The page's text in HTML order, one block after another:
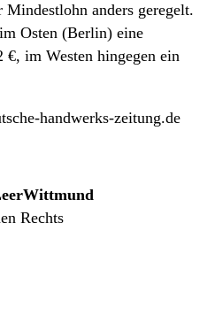
anders geregelt.
Osten (Berlin) eine
€, im Westen hingegen ein
handwerks-zeitung.de
Rechts